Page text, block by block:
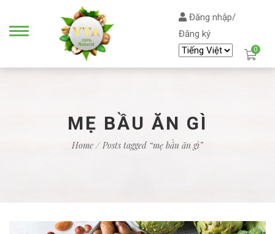
Đăng nhập/
Đăng ký
0
MẸ BẦU ĂN GÌ
Home/ Posts tagged “mẹ bầu ăn gì”